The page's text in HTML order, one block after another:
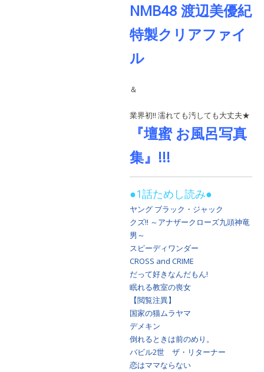
NMB48 渡辺美優紀
特製クリアファイ
ル
＆
業界初!! 濡れても汚しても大丈夫★
『壇蜜 お風呂写真
集』!!!
●1話ためし読み●
ヤング ブラック・ジャック
クズ!! ～アナザークローズ九頭神竜
男～
スピーディワンダー
CROSS and CRIME
だって好きなんだもん!
眠れる教室の喪女
【閲覧注異】
国家の猫ムラヤマ
デメキン
倒れるときは前のめり。
バビル2世 ザ・リターナー
恋はママならない